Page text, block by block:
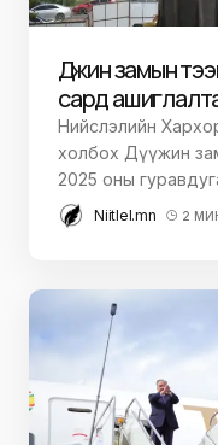
Дүүжин замын
сард
Нийслэлийн
холбох Дүүжин
2025 оны
Niitlel.mn 2